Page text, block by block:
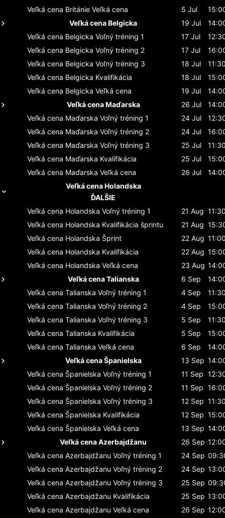
Veľká cena Británie Veľká cena 5 Jul
Veľká cena Belgicka
19 Jul
Veľká cena Belgicka Voľný tréning 1 17 Jul
Veľká cena Belgicka Voľný tréning 2 17 Jul
Veľká cena Belgicka Voľný tréning 3 18 Jul
11:30
Veľká cena Belgicka Kvalifikácia 18 Jul
Veľká cena Belgicka Veľká cena 19 Jul
Veľká cena Maďarska
26 Jul
Veľká cena Maďarska Voľný tréning 1 24 Jul
Veľká cena Maďarska Voľný tréning 2 24 Jul
Veľká cena Maďarska Voľný tréning 3 25 Jul
11:30
Veľká cena Maďarska Kvalifikácia 25 Jul
Veľká cena Maďarska Veľká cena 26 Jul
Veľká cena Holandska
ĎALŠIE
Veľká cena Holandska Voľný tréning 1 21 Aug 11:30
Veľká cena Holandska Kvalifikácia šprintu 21 Aug
Veľká cena Holandska Šprint 22 Aug 11:00
Veľká cena Holandska Kvalifikácia 22 Aug
Veľká cena Holandska Veľká cena 23 Aug
Veľká cena Talianska
6 Sep
Veľká cena Talianska Voľný tréning 1 4 Sep
11:30
Veľká cena Talianska Voľný tréning 2 4 Sep
Veľká cena Talianska Voľný tréning 3 5 Sep
11:30
Veľká cena Talianska Kvalifikácia 5 Sep
Veľká cena Talianska Veľká cena 6 Sep
Veľká cena Španielska
13 Sep
Veľká cena Španielska Voľný tréning 1 11 Sep
Veľká cena Španielska Voľný tréning 2 11 Sep
Veľká cena Španielska Voľný tréning 3 12 Sep 11:30
Veľká cena Španielska Kvalifikácia 12 Sep
Veľká cena Španielska Veľká cena 13 Sep
Veľká cena Azerbajdžanu
26 Sep
Veľká cena Azerbajdžanu Voľný tréning 1 24 Sep
Veľká cena Azerbajdžanu Voľný tréning 2 24 Sep
Veľká cena Azerbajdžanu Voľný tréning 3 25 Sep
Veľká cena Azerbajdžanu Kvalifikácia 25 Sep
Veľká cena Azerbajdžanu Veľká cena 26 Sep